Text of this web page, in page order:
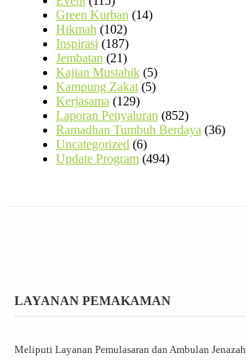
Green Kurban (14)
Hikmah (102)
Inspirasi (187)
Jembatan (21)
Kajian Mustahik(5)
Kampung Zakat(5)
Kerjasama (129)
Laporan Penyaluran (852)
Ramadhan Tumbuh Berdaya (36)
Uncategorized (6)
Update Program(494)
LAYANAN PEMAKAMAN
Meliputi Layanan Pemulasaran dan Ambulan Jenazah